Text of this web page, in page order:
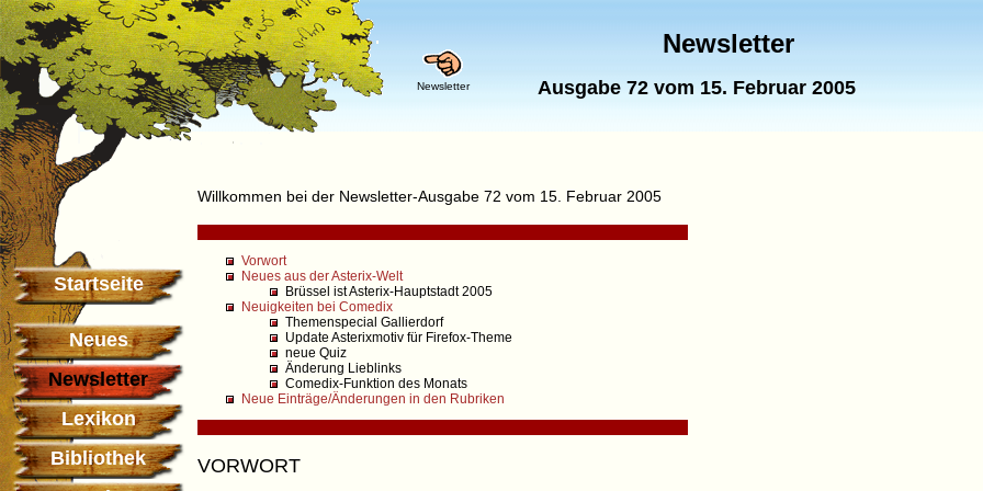
Newsletter
Newsletter
Ausgabe 72 vom 15. Februar 2005
Startseite
Neues
Newsletter
Lexikon
Bibliothek
Willkommen bei der Newsletter-Ausgabe 72 vom 15. Februar 2005
Vorwort
Neues aus der Asterix-Welt
Brüssel ist Asterix-Hauptstadt 2005
Neuigkeiten bei Comedix
Themenspecial Gallierdorf
Update Asterixmotiv für Firefox-Theme
neue Quiz
Änderung Lieblinks
Comedix-Funktion des Monats
Neue Einträge/Änderungen in den Rubriken
VORWORT